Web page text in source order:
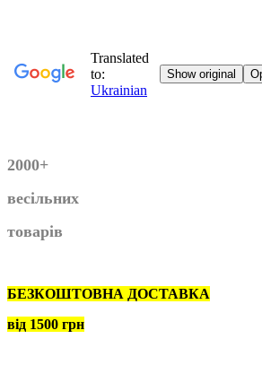
2000+
весільних
товарів
БЕЗКОШТОВНА ДОСТАВКА
від 1500 грн